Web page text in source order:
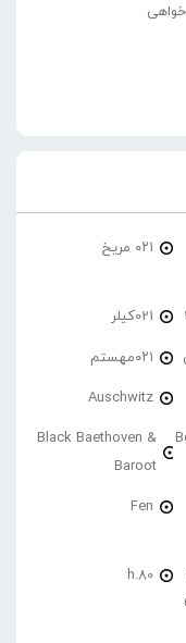
۰۲۱ مریخ
021کیلر
۰۲۱مهستم
Auschwitz
Black Baethoven &
Baroot
Fen
h.80